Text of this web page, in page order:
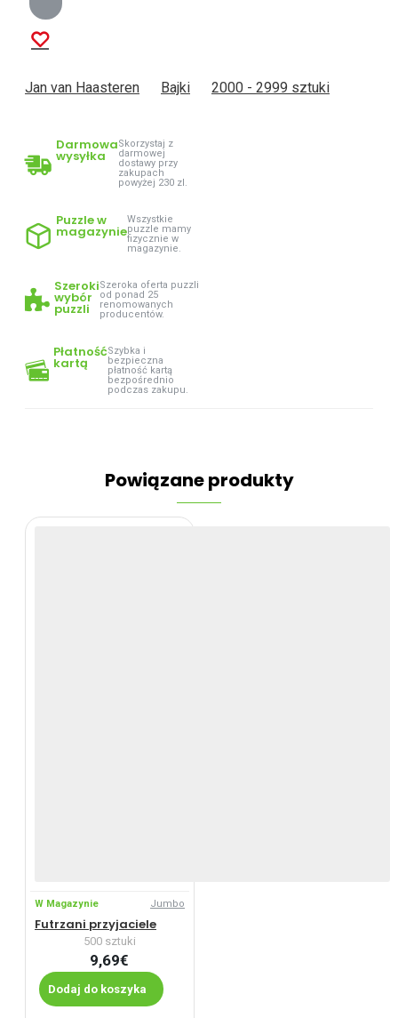
Jan van Haasteren Bajki 2000 - 2999 sztuki
Darmowa
wysyłka
Skorzystaj z
darmowej
dostawy przy
zakupach
powyżej 230 zl.
Puzzle w
magazynie
Wszystkie
puzzle mamy
fizycznie w
magazynie.
Szeroki
wybór
puzzli
Szeroka oferta puzzli
od ponad 25
renomowanych
producentów.
Płatność
kartą
Szybka i
bezpieczna
płatność kartą
bezpośrednio
podczas zakupu.
Powiązane produkty
W Magazynie Jumbo
Futrzani przyjaciele
500 sztuki
9,69€
Dodaj do koszyka